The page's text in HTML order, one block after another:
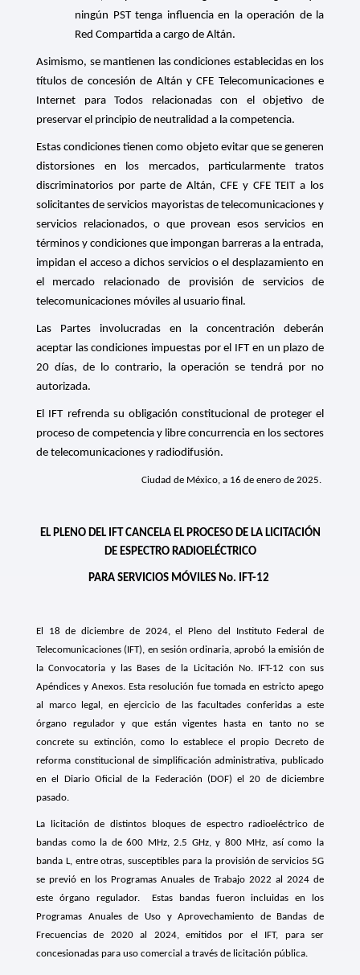
ningún PST tenga influencia en la operación de la
Red Compartida a cargo de Altán.
Asimismo, se mantienen las condiciones establecidas en los
títulos de concesión de Altán yCFE Telecomunicaciones e
Internet para Todos relacionadas con el objetivo de
preservar el principio de neutralidad a la competencia.
Estas condiciones tienen como objeto evitar que se generen
distorsiones en los mercados, particularmente tratos
discriminatorios por parte de Altán, CFE y CFE TEIT a los
solicitantes de servicios mayoristas de telecomunicaciones y
servicios relacionados, o que provean esos servicios en
términos y condiciones que impongan barreras a la entrada,
impidan el acceso a dichos servicios o el desplazamiento en
el mercado relacionado de provisión de servicios de
telecomunicaciones móviles al usuario final.
Las Partes involucradas en la concentración deberán
aceptar las condiciones impuestas por el IFT en un plazo de
20 días, de lo contrario, la operación se tendrá por no
autorizada.
El IFT refrenda su obligación constitucional de proteger el
proceso de competencia y libre concurrencia en los sectores
de telecomunicaciones y radiodifusión.
Ciudad de México, a 16 de enero de 2025.
EL PLENO DEL IFT CANCELA EL PROCESO DE LA LICITACIÓN
DE ESPECTRO RADIOELÉCTRICO
PARA SERVICIOS MÓVILES No. IFT-12
El 18 de diciembre de 2024, el Pleno del Instituto Federal de
Telecomunicaciones (IFT), en sesión ordinaria, aprobó la emisión de
la Convocatoria y las Bases de la Licitación No. IFT-12 con sus
Apéndices y Anexos. Esta resolución fue tomada en estricto apego
al marco legal, en ejercicio de las facultades conferidas a este
órgano regulador y que están vigentes hasta en tanto no se
concrete su extinción, como lo establece el propio Decreto de
reforma constitucional de simplificación administrativa, publicado
en el Diario Oficial de la Federación (DOF) el 20 de diciembre
pasado.
La licitación de distintos bloques de espectro radioeléctrico de
bandas como la de 600 MHz, 2.5 GHz, y 800 MHz, así como la
banda L, entre otras, susceptibles para la provisión de servicios 5G
se previó en los Programas Anuales de Trabajo 2022 al 2024 de
este órgano regulador.
Estas bandas fueron incluidas en los
Programas Anuales de Uso y Aprovechamiento de Bandas de
Frecuencias de 2020 al 2024, emitidos por el IFT, para ser
concesionadas para uso comercial a través de licitación pública.